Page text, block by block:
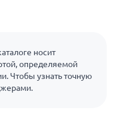
носит
определяемой
Чтобы узнать точную